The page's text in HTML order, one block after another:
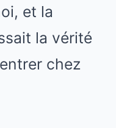
et la
la vérité
chez